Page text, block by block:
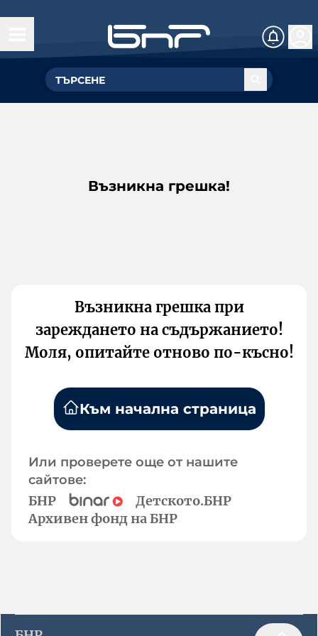
Възникна грешка!
Възникна грешка при
зареждането на съдържанието!
Моля, опитайте отново по-късно!
Към начална страница
Или проверете още от нашите
сайтове:
БНР
Детското.БНР
Архивен фонд на БНР